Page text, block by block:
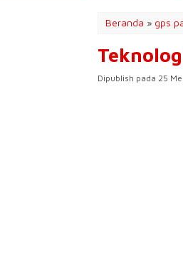
Beranda » gps
Dipublish pada 25